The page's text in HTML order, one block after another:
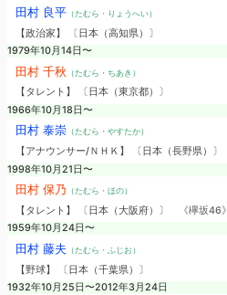
田村 良平（たむら・りょうへい）
【政治家】 〔日本（高知県）〕
1979年10月14日〜
田村 千秋 （たむら・ちあき）
【タレント】 〔日本（東京都）〕
1966年10月18日〜
田村 泰崇（たむら・やすたか）
【アナウンサー/ＮＨＫ】 〔日本（長野県）〕
1998年10月21日〜
田村 保乃 （たむら・ほの）
【タレント】 〔日本（大阪府）〕
《欅坂46》
1959年10月24日〜
田村 藤夫 （たむら・ふじお）
【野球】 〔日本（千葉県）〕
1932年10月25日〜2012年3月24日